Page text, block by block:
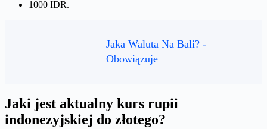
1000 IDR.
Jaka Waluta Na Bali? -
Obowiązuje
Jaki jest aktualny kurs rupii
indonezyjskiej do złotego?